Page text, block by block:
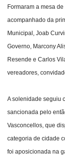
Formaram a mesa
acompanhado da
Municipal, Joab
Governo, Marcony
Resende e Carlos
vereadores,
A solenidade seguiu
sancionada pelo
Vasconcellos, que
categoria de cidade
foi aposicionada na